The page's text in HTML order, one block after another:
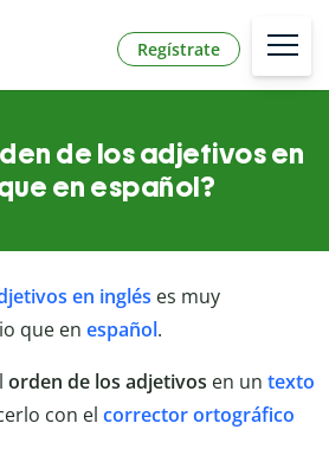
Regístrate
de los adjetivos en
en español?
en inglés es muy
que en español.
orden de los adjetivos en un texto
con el corrector ortográfico